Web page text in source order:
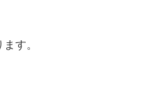
す。